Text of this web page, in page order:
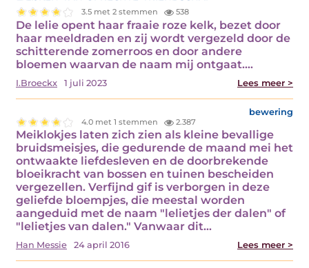
3.5 met 2 stemmen 538
De lelie opent haar fraaie roze kelk, bezet door
haar meeldraden en zij wordt vergezeld door de
schitterende zomerroos en door andere
bloemen waarvan de naam mij ontgaat.…
I.Broeckx 1 juli 2023 Lees meer >
bewering
4.0 met 1 stemmen 2.387
Meiklokjes laten zich zien als kleine bevallige
bruidsmeisjes, die gedurende de maand mei het
ontwaakte liefdesleven en de doorbrekende
bloeikracht van bossen en tuinen bescheiden
vergezellen. Verfijnd gif is verborgen in deze
geliefde bloempjes, die meestal worden
aangeduid met de naam "lelietjes der dalen" of
"lelietjes van dalen." Vanwaar dit…
Han Messie 24 april 2016 Lees meer >